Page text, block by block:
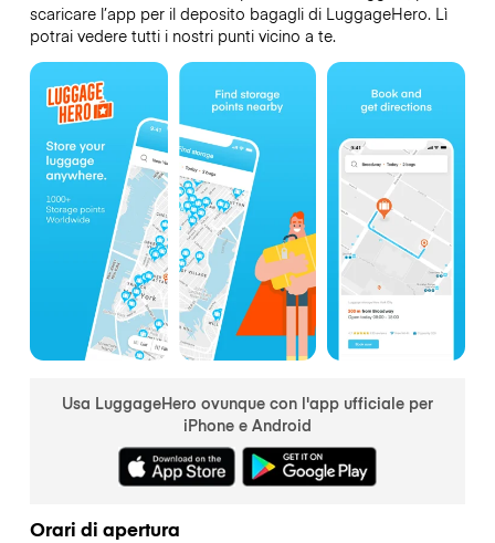
scaricare l’app per il deposito bagagli di LuggageHero. Lì
potrai vedere tutti i nostri punti vicino a te.
Usa LuggageHero ovunque con l'app ufficiale per
iPhone e Android
Orari di apertura